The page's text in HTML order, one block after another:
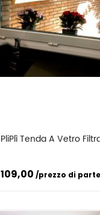
PliPlì Tenda A Vetro
109,00 prezzo di
Confronta